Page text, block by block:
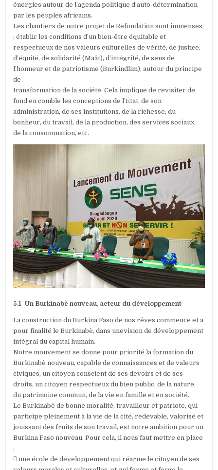
énergies autour de l’agenda politique d’auto-détermination
par les peuples africains.
Les chantiers de notre projet de Refondation sont immenses
: établir les conditions d’un bien-être équitable et
respectueux de nos valeurs culturelles de vérité, de justice,
d’équité, de solidarité (Maât), d’intégrité, de sens de
l’honneur et de patriotisme (Burkindlim), autour du principe
de
transformation de la société. Cela implique de revisiter de
fond en comble les conceptions de l’État, de son
administration, de ses institutions, de la richesse, du
bonheur, du travail, de la production, des services sociaux,
de la consommation, etc.
5.1- Un Burkinabè nouveau, acteur du développement
La construction du Burkina Faso de nos rêves commence et a
pour finalité le Burkinabè, dans unevision de développement
intégral du capital humain.
Notre mouvement se donne pour priorité la formation du
Burkinabè nouveau, capable de connaissances et de valeurs
civiques, un citoyen conscient de ses devoirs et de ses
droits, un citoyen respectueux du bien public, de la nature,
du patrimoine commun, de la vie en famille et en société.
Le Burkinabè de bonne moralité, travailleur et patriote, qui
participe pleinement à la vie de la cité, redevable, valorisé et
jouissant des fruits de son travail, est notre ambition pour un
Burkina Faso nouveau. Pour cela, il nous faut mettre en place
:
 une école de développement qui réarme le citoyen de ses